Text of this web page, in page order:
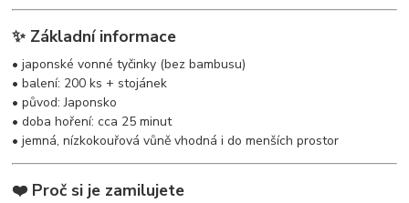
✨ Základní informace
• japonské vonné tyčinky (bez bambusu)
• balení: 200 ks + stojánek
• původ: Japonsko
• doba hoření: cca 25 minut
• jemná, nízkokouřová vůně vhodná i do menších prostor
❤️ Proč si je zamilujete